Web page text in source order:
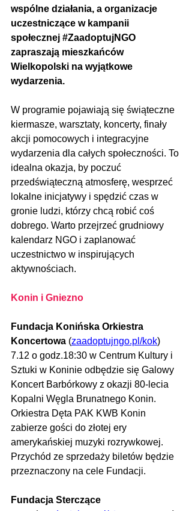
wspólne działania, a organizacje
uczestniczące w kampanii
społecznej #ZaadoptujNGO
zapraszają mieszkańców
Wielkopolski na wyjątkowe
wydarzenia.
W programie pojawiają się świąteczne
kiermasze, warsztaty, koncerty, finały
akcji pomocowych i integracyjne
wydarzenia dla całych społeczności. To
idealna okazja, by poczuć
przedświąteczną atmosferę, wesprzeć
lokalne inicjatywy i spędzić czas w
gronie ludzi, którzy chcą robić coś
dobrego. Warto przejrzeć grudniowy
kalendarz NGO i zaplanować
uczestnictwo w inspirujących
aktywnościach.
Konin i Gniezno
Fundacja Konińska Orkiestra
Koncertowa (zaadoptujngo.pl/kok)
7.12 o godz.18:30 w Centrum Kultury i
Sztuki w Koninie odbędzie się Galowy
Koncert Barbórkowy z okazji 80-lecia
Kopalni Węgla Brunatnego Konin.
Orkiestra Dęta PAK KWB Konin
zabierze gości do złotej ery
amerykańskiej muzyki rozrywkowej.
Przychód ze sprzedaży biletów będzie
przeznaczony na cele Fundacji.
Fundacja Sterczące